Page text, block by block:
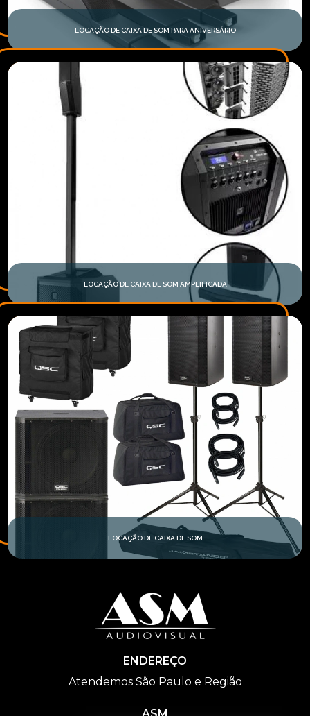
LOCAÇÃO DE CAIXA DE SOM PARA ANIVERSÁRIO
LOCAÇÃO DE CAIXA DE SOM AMPLIFICADA
LOCAÇÃO DE CAIXA DE SOM
ENDEREÇO
Atendemos São Paulo e Região